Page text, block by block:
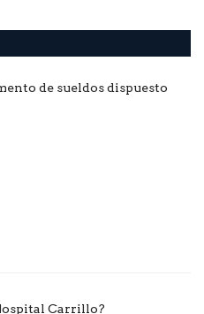
de sueldos dispuesto
Carrillo?